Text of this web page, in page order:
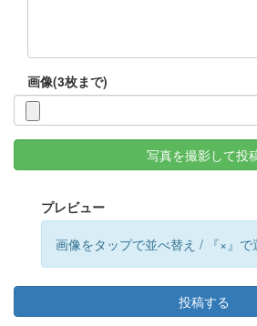
画像(3枚まで)
写真を撮影して投
プレビュー
画像をタップで並べ替え / 『×』で
投稿する